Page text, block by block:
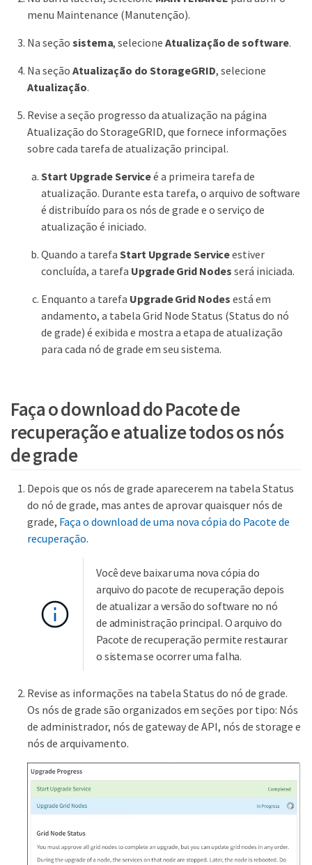
menu Maintenance (Manutenção).
Na seção sistema, selecioneAtualização de software.
Na seção Atualização do StorageGRID, selecione
Atualização.
Revise a seção progresso da atualização na página
Atualização do StorageGRID, que fornece informações
sobre cada tarefa de atualização principal.
Start Upgrade Serviceé a primeira tarefa de
atualização. Durante esta tarefa, o arquivo de software
é distribuído para os nós de grade e o serviço de
atualização é iniciado.
Quando a tarefa Start Upgrade Serviceestiver
concluída, a tarefa Upgrade Grid Nodes será iniciada.
Enquanto a tarefa Upgrade Grid Nodes está em
andamento, a tabela Grid Node Status (Status do nó
de grade) é exibida e mostra a etapa de atualização
para cada nó de grade em seu sistema.
Faça o download do Pacote de
recuperação e atualize todos os nós
de grade
Depois que os nós de grade aparecerem na tabela Status
do nó de grade, mas antes de aprovar quaisquer nós de
grade, Faça o download de uma nova cópia do Pacote de
recuperação.
Você deve baixar uma nova cópia do
arquivo do pacote de recuperação depois
de atualizar a versão do software no nó
de administração principal. O arquivo do
Pacote de recuperação permite restaurar
o sistema se ocorrer uma falha.
Revise as informações na tabela Status do nó de grade.
Os nós de grade são organizados em seções por tipo: Nós
de administrador, nós de gateway de API, nós de storage e
nós de arquivamento.